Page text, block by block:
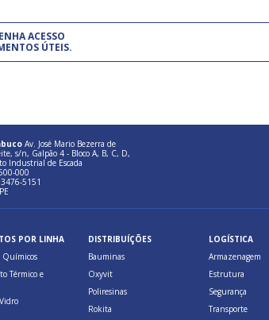
ACESSO
ÚTEIS.
Av. José Mario Bezerra de
s/n, Galpão 4 - Bloco A, B, C, D,
Industrial de Escada
000
5151
POR LINHA
Químicos
Térmico e
DISTRIBUÍÇÕES
Bauminas
Oxyvit
Poliresinas
Rokita
LOGÍSTICA
Armazenagem
Estrutura
Segurança
Transporte